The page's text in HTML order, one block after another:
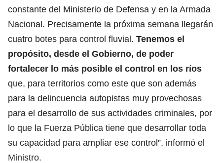
constante del Ministerio de Defensa y en la Armada
Nacional. Precisamente la próxima semana llegarán
cuatro botes para control fluvial. Tenemos el
propósito, desde el Gobierno, de poder
fortalecer lo más posible el control en los ríos
que, para territorios como este que son además
para la delincuencia autopistas muy provechosas
para el desarrollo de sus actividades criminales, por
lo que la Fuerza Pública tiene que desarrollar toda
su capacidad para ampliar ese control”, informó el
Ministro.